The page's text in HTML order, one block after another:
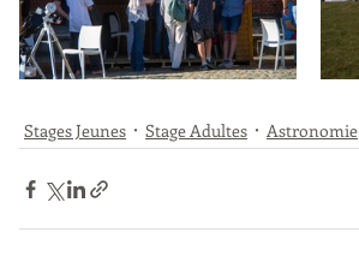
Stages Jeunes Stage Adultes Astronomie